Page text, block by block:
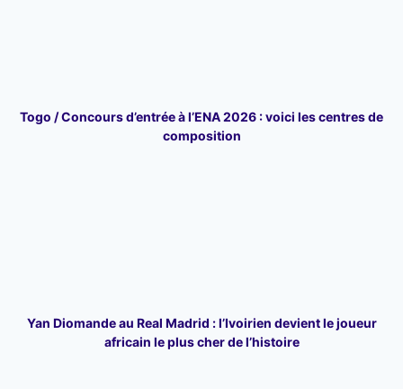
Togo / Concours d’entrée à l’ENA 2026 : voici les centres de
composition
Yan Diomande au Real Madrid : l’Ivoirien devient le joueur
africain le plus cher de l’histoire